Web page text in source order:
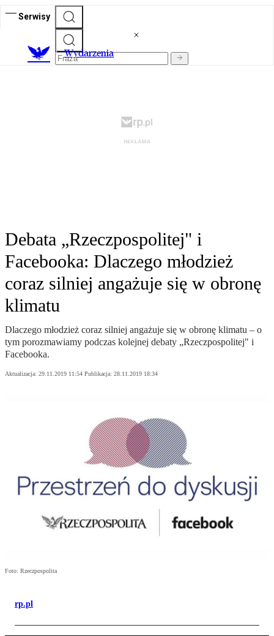
Serwisy
Wydarzenia
Debata „Rzeczpospolitej" i
Facebooka: Dlaczego młodzież
coraz silniej angażuje się w obronę
klimatu
Dlaczego młodzież coraz silniej angażuje się w obronę klimatu – o
tym porozmawiamy podczas kolejnej debaty „Rzeczpospolitej" i
Facebooka.
Aktualizacja: 29.11.2019 11:54 Publikacja: 28.11.2019 18:34
Foto: Rzeczpospolita
rp.pl